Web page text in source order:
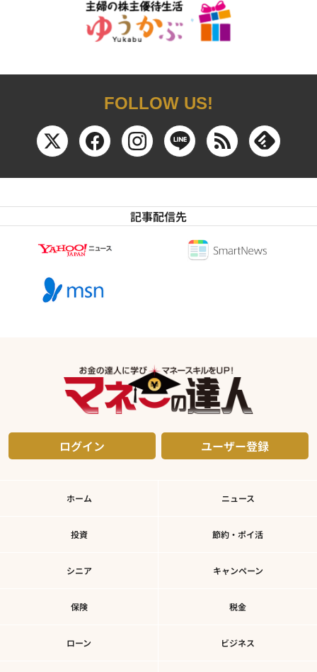
FOLLOW US!
記事配信先
ログイン ユーザー登録
ホーム ニュース
投資 節約・ポイ活
シニア キャンペーン
保険 税金
ローン ビジネス